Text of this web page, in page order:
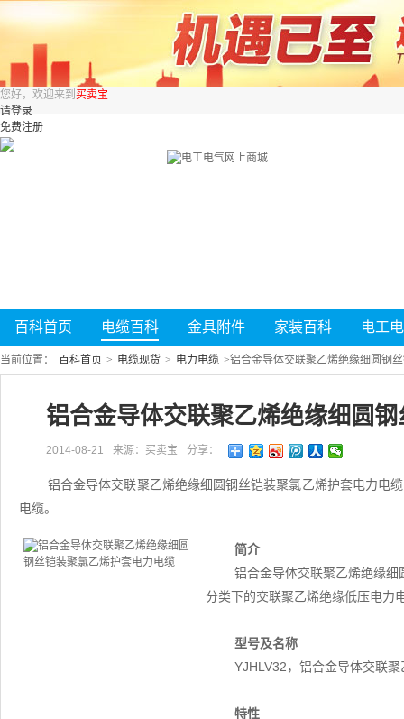
您好，欢迎来到 买卖宝
请登录
免费注册
百科首页 电缆百科 金具附件 家装百科 电工
当前位置： 百科首页 > 电缆现货 > 电力电缆 >铝合金导体交联聚乙烯绝缘细圆钢
铝合金导体交联聚乙烯绝缘细圆
2014-08-21 来源：买卖宝 分享：
铝合金导体交联聚乙烯绝缘细圆钢丝铠装聚氯乙烯护套电力电
电缆。
简介
铝合金导体交联聚乙烯绝缘
分类下的交联聚乙烯绝缘低压电力
型号及名称
YJHLV32，铝合金导体交联
特性